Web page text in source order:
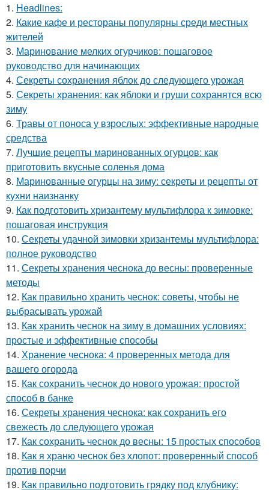
1. Headlines:
2. Какие кафе и рестораны популярны среди местных
жителей
3. Маринование мелких огурчиков: пошаговое
руководство для начинающих
4. Секреты сохранения яблок до следующего урожая
5. Секреты хранения: как яблоки и груши сохранятся всю
зиму
6. Травы от поноса у взрослых: эффективные народные
средства
7. Лучшие рецепты маринованных огурцов: как
приготовить вкусные соленья дома
8. Маринованные огурцы на зиму: секреты и рецепты от
кухни наизнанку
9. Как подготовить хризантему мультифлора к зимовке:
пошаговая инструкция
10. Секреты удачной зимовки хризантемы мультифлора:
полное руководство
11. Секреты хранения чеснока до весны: проверенные
методы
12. Как правильно хранить чеснок: советы, чтобы не
выбрасывать урожай
13. Как хранить чеснок на зиму в домашних условиях:
простые и эффективные способы
14. Хранение чеснока: 4 проверенных метода для
вашего огорода
15. Как сохранить чеснок до нового урожая: простой
способ в банке
16. Секреты хранения чеснока: как сохранить его
свежесть до следующего урожая
17. Как сохранить чеснок до весны: 15 простых способов
18. Как я храню чеснок без хлопот: проверенный способ
против порчи
19. Как правильно подготовить грядку под клубнику: